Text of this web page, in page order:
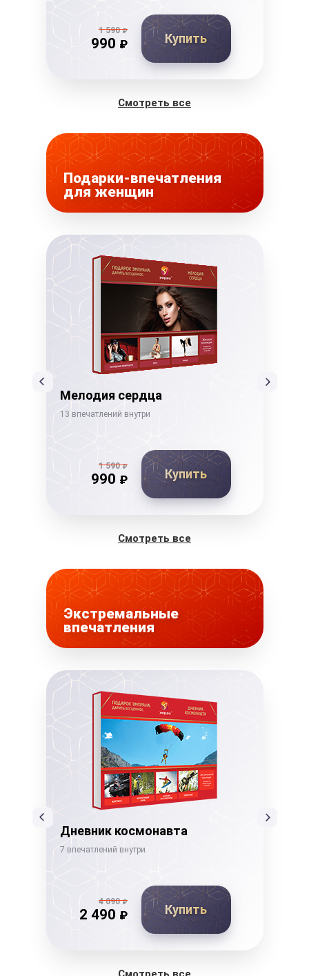
1 590₽
990 ₽ Купить
Смотреть все
Подарки-впечатления
для женщин
Мелодия сердца
13 впечатлений внутри
1 590₽
990 ₽ Купить
Смотреть все
Экстремальные
впечатления
Дневник космонавта
7 впечатлений внутри
4 090₽
2 490 ₽ Купить